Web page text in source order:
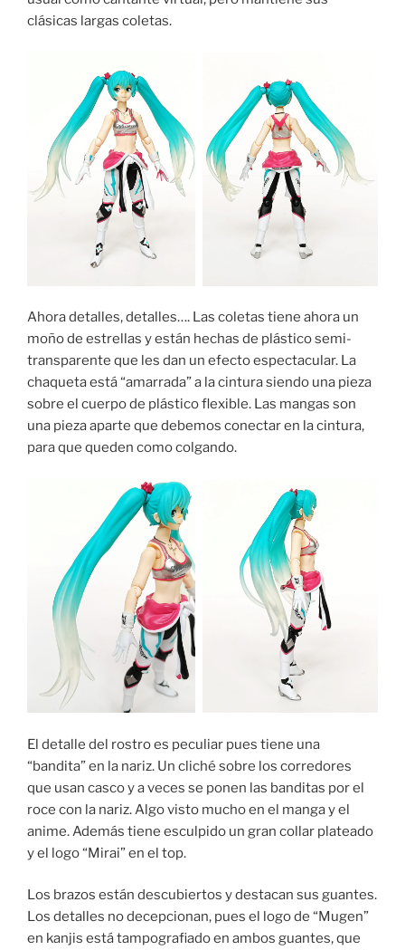
clásicas largas coletas.
Ahora detalles, detalles…. Las coletas tiene ahora un
moño de estrellas y están hechas de plástico semi-
transparente que les dan un efecto espectacular. La
chaqueta está “amarrada” a la cintura siendo una pieza
sobre el cuerpo de plástico flexible. Las mangas son
una pieza aparte que debemos conectar en la cintura,
para que queden como colgando.
El detalle del rostro es peculiar pues tiene una
“bandita” en la nariz. Un cliché sobre los corredores
que usan casco y a veces se ponen las banditas por el
roce con la nariz. Algo visto mucho en el manga y el
anime. Además tiene esculpido un gran collar plateado
y el logo “Mirai” en el top.
Los brazos están descubiertos y destacan sus guantes.
Los detalles no decepcionan, pues el logo de “Mugen”
en kanjis está tampografiado en ambos guantes, que